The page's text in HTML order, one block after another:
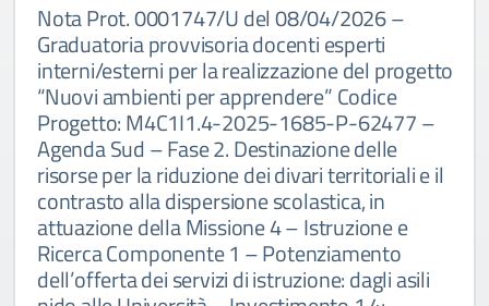
Nota Prot. 0001747/U del 08/04/2026 –
Graduatoria provvisoria docenti esperti
interni/esterni per la realizzazione del progetto
“Nuovi ambienti per apprendere” Codice
Progetto: M4C1I1.4-2025-1685-P-62477 –
Agenda Sud – Fase 2. Destinazione delle
risorse per la riduzione dei divari territoriali e il
contrasto alla dispersione scolastica, in
attuazione della Missione 4 – Istruzione e
Ricerca Componente 1 – Potenziamento
dell’offerta dei servizi di istruzione: dagli asili